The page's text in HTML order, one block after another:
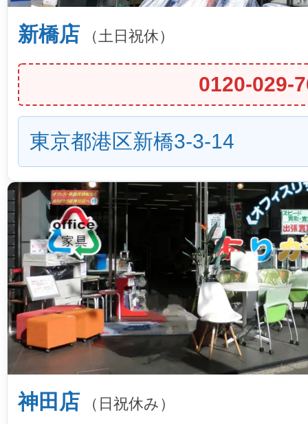
新橋店 （土日祝休）
0120-029-
東京都港区新橋3-3-14
神田店 （日祝休み）